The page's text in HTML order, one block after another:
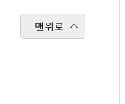
맨위로